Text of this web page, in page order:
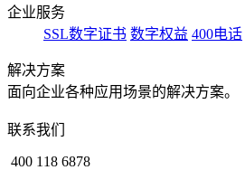
企业服务
SSL数字证书 数字权益 400电话
解决方案
面向企业各种应用场景的解决方案。
联系我们
400 118 6878